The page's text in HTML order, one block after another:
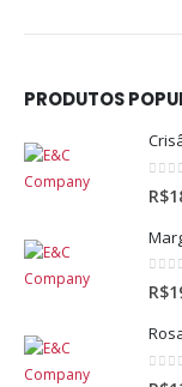
PRODUTOS
0
R$
0
R$